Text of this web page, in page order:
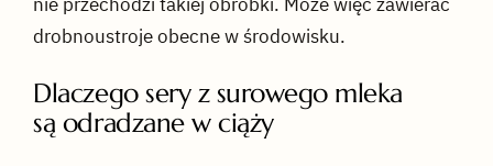
drobnoustroje obecne w środowisku.
Dlaczego sery z surowego mleka
są odradzane w ciąży